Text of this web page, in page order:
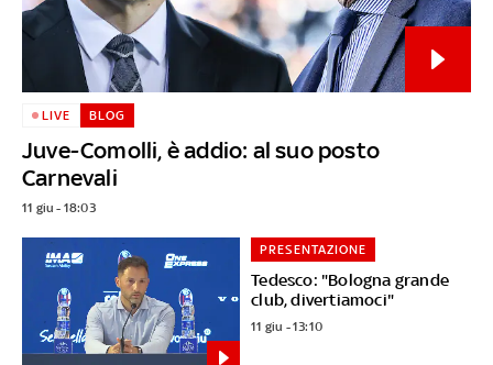
Juve-Comolli, è addio: al suo posto
Carnevali
LIVE BLOG
11 giu - 18:03
Tedesco: "Bologna grande
club, divertiamoci"
PRESENTAZIONE
11 giu - 13:10